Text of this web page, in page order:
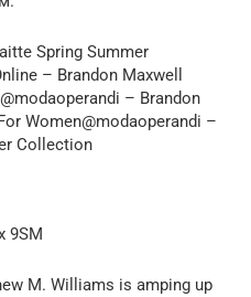
Spring Summer
– Brandon Maxwell
– Brandon
Women@modaoperandi –
Collection
9SM
M. Williams is amping up